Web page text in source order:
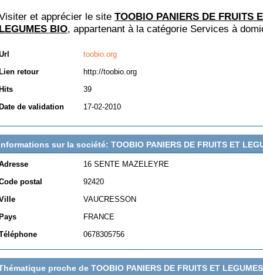
et apprécier le site TOOBIO PANIERS DE FRUITS
BIO, appartenant à la catégorie Services à
toobio.org
retour
http://toobio.org
39
de validation
17-02-2010
sur la société: TOOBIO PANIERS DE FRUITS ET
16 SENTE MAZELEYRE
postal
92420
VAUCRESSON
FRANCE
0678305756
proche de TOOBIO PANIERS DE FRUITS ET